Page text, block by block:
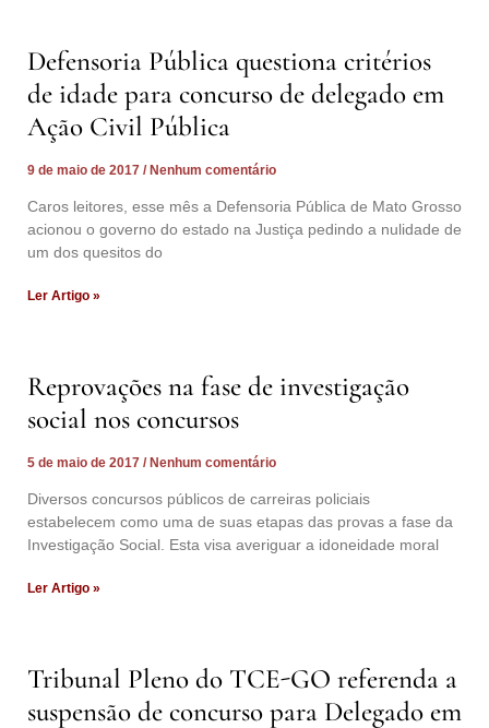
Defensoria Pública questiona critérios
de idade para concurso de delegado em
Ação Civil Pública
9 de maio de 2017 Nenhum comentário
Caros leitores, esse mês a Defensoria Pública de Mato Grosso
acionou o governo do estado na Justiça pedindo a nulidade de
um dos quesitos do
Ler Artigo »
Reprovações na fase de investigação
social nos concursos
5 de maio de 2017 Nenhum comentário
Diversos concursos públicos de carreiras policiais
estabelecem como uma de suas etapas das provas a fase da
Investigação Social. Esta visa averiguar a idoneidade moral
Ler Artigo »
Tribunal Pleno do TCE-GO referenda a
suspensão de concurso para Delegado em